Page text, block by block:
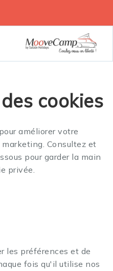
cookies
améliorer votre
Consultez et
pour garder la main
privée.
les préférences et de
fois qu'il utilise nos